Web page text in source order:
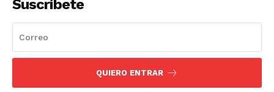
Suscríbete
QUIERO ENTRAR